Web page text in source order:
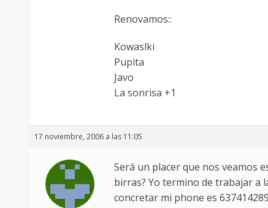
Renovamos::
Kowaslki
Pupita
Javo
La sonrisa +1
17 noviembre, 2006 a las 11:05
Será un placer que nos veamos
birras? Yo termino de trabajar a
concretar mi phone es